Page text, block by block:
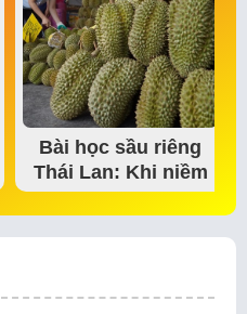
Bài học sầu riêng
Thái Lan: Khi niềm
tin thị trường bắt…